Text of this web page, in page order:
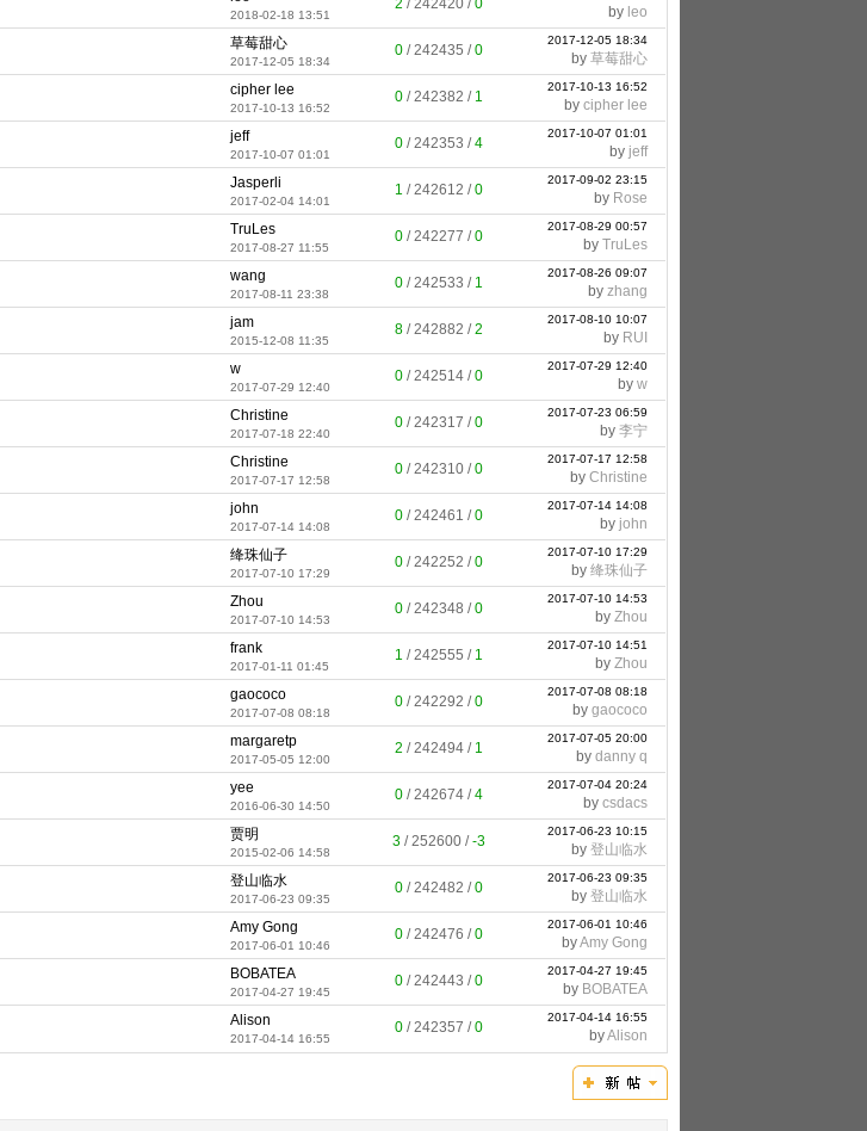
2018-02-18 13:51
2 /242420 /0 by leo
草莓甜心
2017-12-05 18:34
0 /242435 /0
2017-12-05 18:34
by 草莓甜心
cipher lee
2017-10-13 16:52
0 /242382 / 1
2017-10-13 16:52
by cipher lee
jeff
2017-10-07 01:01
0 /242353 /4
2017-10-07 01:01
by jeff
Jasperli
2017-02-04 14:01
1 /242612 /0
2017-09-02 23:15
by Rose
TruLes
2017-08-27 11:55
0 /242277 /0
2017-08-29 00:57
by TruLes
wang
2017-08-11 23:38
0 /242533 / 1
2017-08-26 09:07
by zhang
jam
2015-12-08 11:35
8 /242882 /2
2017-08-10 10:07
by RUI
w
2017-07-29 12:40
0 /242514 /0
2017-07-29 12:40
by w
Christine
2017-07-18 22:40
0 /242317 /0
2017-07-23 06:59
by 李宁
Christine
2017-07-17 12:58
0 /242310 /0
2017-07-17 12:58
by Christine
john
2017-07-14 14:08
0 /242461 /0
2017-07-14 14:08
by john
绛珠仙子
2017-07-10 17:29
0 /242252 /0
2017-07-10 17:29
by 绛珠仙子
Zhou
2017-07-10 14:53
0 /242348 /0
2017-07-10 14:53
by Zhou
frank
2017-01-11 01:45
1 /242555 / 1
2017-07-10 14:51
by Zhou
gaococo
2017-07-08 08:18
0 /242292 /0
2017-07-08 08:18
by gaococo
margaretp
2017-05-05 12:00
2 /242494 / 1
2017-07-05 20:00
by danny q
yee
2016-06-30 14:50
0 /242674 /4
2017-07-04 20:24
by csdacs
贾明
2015-02-06 14:58
3 /252600 /-3
2017-06-23 10:15
by 登山临水
登山临水
2017-06-23 09:35
0 /242482 /0
2017-06-23 09:35
by 登山临水
Amy Gong
2017-06-01 10:46
0 /242476 /0
2017-06-01 10:46
byAmy Gong
BOBATEA
2017-04-27 19:45
0 /242443 /0
2017-04-27 19:45
by BOBATEA
Alison
2017-04-14 16:55
0 /242357 /0
2017-04-14 16:55
byAlison